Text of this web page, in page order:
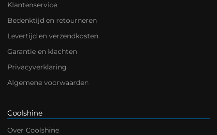
Klantenservice
Bedenktijd en retourneren
Levertijd en verzendkosten
Garantie en klachten
Privacyverklaring
Algemene voorwaarden
Coolshine
Over Coolshine